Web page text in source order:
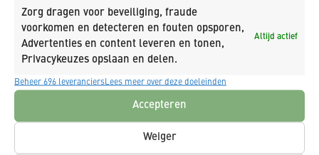
Zorg dragen voor beveiliging, fraude
voorkomen en detecteren en fouten opsporen,
Advertenties en content leveren en tonen,
Privacykeuzes opslaan en delen.
Altijd actief
Beheer 696 leveranciers Lees meer over deze doeleinden
Accepteren
Weiger
E info@kdbv.nl
Warmenhuizen
Oudevaart 91
Warmenhuizen
Amsterdam